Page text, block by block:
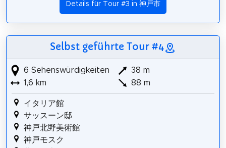
Details für Tour #3 in 神戸市
Selbst geführte Tour #4
6 Sehenswürdigkeiten
1,6 km
38 m
88 m
イタリア館
サッスーン邸
神戸北野美術館
神戸モスク